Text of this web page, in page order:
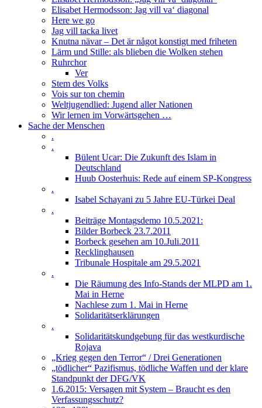
Elisabet Hermodsson: Jag vill va‘ diagonal
Here we go
Jag vill tacka livet
Knutna nävar – Det är något konstigt med friheten
Lärm und Stille: als blieben die Wolken stehen
Ruhrchor
Ver
Stem des Volks
Vois sur ton chemin
Weltjugendlied: Jugend aller Nationen
Wir lernen im Vorwärtsgehen …
Sache der Menschen
.
.
Bülent Ucar: Die Zukunft des Islam in
Deutschland
Huub Oosterhuis: Rede auf einem SP-Kongress
.
Isabel Schayani zu 5 Jahre EU-Türkei Deal
.
Beiträge Montagsdemo 10.5.2021:
Bilder Borbeck 23.7.2011
Borbeck gesehen am 10.Juli.2011
Recklinghausen
Tribunale Hospitale am 29.5.2021
.
Die Räumung des Info-Stands der MLPD am 1.
Mai in Herne
Nachlese zum 1. Mai in Herne
Solidaritätserklärungen
.
Solidaritätskundgebung für das westkurdische
Rojava
„Krieg gegen den Terror“ / Drei Generationen
„tödlicher“ Pazifismus, tödliche Waffen und der klare
Standpunkt der DFG/VK
1.6.2015: Versagen mit System – Braucht es den
Verfassungsschutz?